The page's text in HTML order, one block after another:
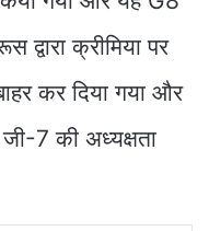
क्रीमिया पर
कर दिया गया और
7 की अध्यक्षता